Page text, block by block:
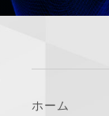
ホーム